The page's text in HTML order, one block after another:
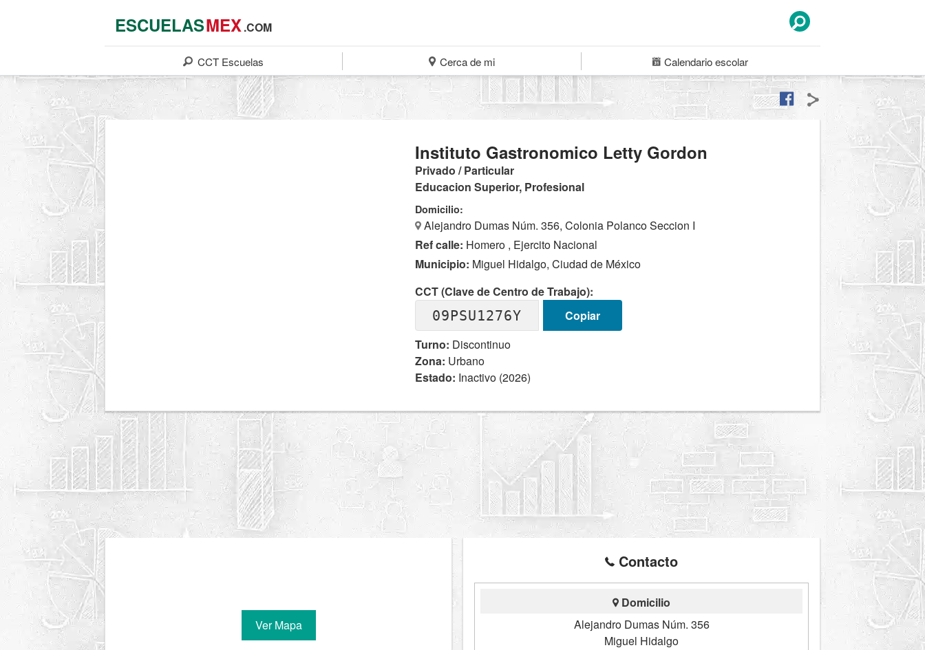
ESCUELASMEX.COM
CCT Escuelas Cerca de mi Calendarioescolar
Instituto Gastronomico Letty Gordon
Privado / Particular
Educacion Superior, Profesional
Domicilio:
Alejandro Dumas Núm. 356, Colonia Polanco Seccion I
Ref calle: Homero , Ejercito Nacional
Municipio: Miguel Hidalgo, Ciudad de México
CCT (Clave de Centro de Trabajo):
09PSU1276Y
Copiar
Turno: Discontinuo
Zona: Urbano
Estado: Inactivo (2026)
Ver Mapa
Contacto
Domicilio
Alejandro Dumas Núm. 356
Miguel Hidalgo